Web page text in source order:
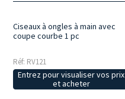
Ciseaux à ongles à main avec
coupe courbe 1 pc
Réf: RV121
Entrez pour visualiser vos prix
et acheter